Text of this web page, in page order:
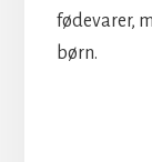
fødevarer,
børn.